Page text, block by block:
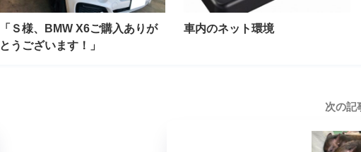
「Ｓ様、BMW X6ご購入ありが
とうございます！」
車内のネット環境
次の